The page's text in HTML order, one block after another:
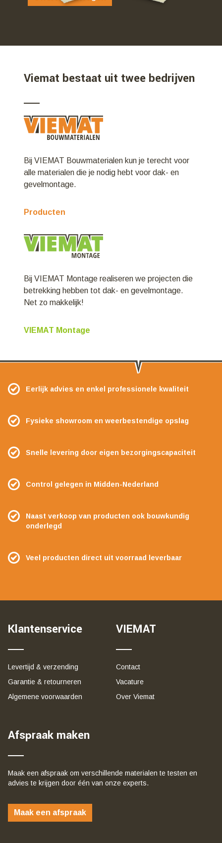
Viemat bestaat uit twee bedrijven
Bij VIEMAT Bouwmaterialen kun je terecht voor
alle materialen die je nodig hebt voor dak- en
gevelmontage.
Producten
Bij VIEMAT Montage realiseren we projecten die
betrekking hebben tot dak- en gevelmontage.
Net zo makkelijk!
VIEMAT Montage
Eerlijk advies en enkel professionele kwaliteit
Fysieke showroom en weerbestendige opslag
Snelle levering door eigen bezorgingscapaciteit
Control gelegen in Midden-Nederland
Naast verkoop van producten ook bouwkundig
onderlegd
Veel producten direct uit voorraad leverbaar
Klantenservice
Levertijd & verzending
Garantie & retourneren
Algemene voorwaarden
VIEMAT
Contact
Vacature
Over Viemat
Afspraak maken
Maak een afspraak om verschillende materialen te testen en
advies te krijgen door één van onze experts.
Maak een afspraak